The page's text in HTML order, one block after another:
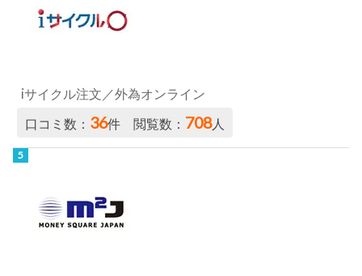
iサイクル注文／外為オンライン
口コミ数： 36件 閲覧数： 708人